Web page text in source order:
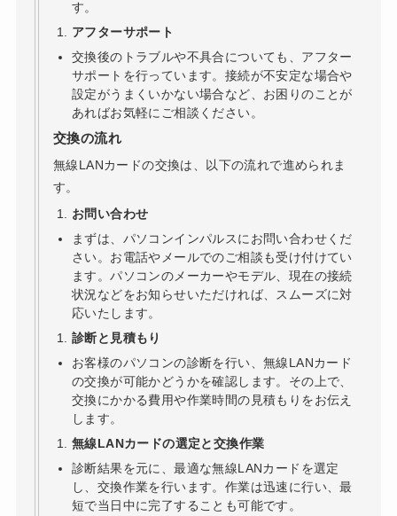
す。
アフターサポート
交換後のトラブルや不具合についても、アフター
サポートを行っています。接続が不安定な場合や
設定がうまくいかない場合など、お困りのことが
あればお気軽にご相談ください。
交換の流れ
無線LANカードの交換は、以下の流れで進められま
す。
お問い合わせ
まずは、パソコンインパルスにお問い合わせくだ
さい。お電話やメールでのご相談も受け付けてい
ます。パソコンのメーカーやモデル、現在の接続
状況などをお知らせいただければ、スムーズに対
応いたします。
診断と見積もり
お客様のパソコンの診断を行い、無線LANカード
の交換が可能かどうかを確認します。その上で、
交換にかかる費用や作業時間の見積もりをお伝え
します。
無線LANカードの選定と交換作業
診断結果を元に、最適な無線LANカードを選定
し、交換作業を行います。作業は迅速に行い、最
短で当日中に完了することも可能です。